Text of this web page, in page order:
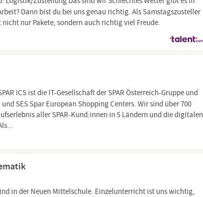
Dann bist du bei uns genau richtig. Als Samstagszusteller
nur Pakete, sondern auch richtig viel Freude.
ICS ist die IT-Gesellschaft der SPAR Österreich-Gruppe und
SES Spar European Shopping Centers. Wir sind über 700
aller SPAR-Kund:innen in 5 Ländern und die digitalen
in der Neuen Mittelschule. Einzelunterricht ist uns wichtig,